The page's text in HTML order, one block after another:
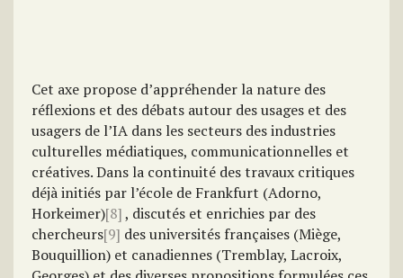
Cet axe propose d’appréhender la nature des
réflexions et des débats autour des usages et des
usagers de l’IA dans les secteurs des industries
culturelles médiatiques, communicationnelles et
créatives. Dans la continuité des travaux critiques
déjà initiés par l’école de Frankfurt (Adorno,
Horkeimer)[8], discutés et enrichies par des
chercheurs[9] des universités françaises (Miège,
Bouquillion) et canadiennes (Tremblay, Lacroix,